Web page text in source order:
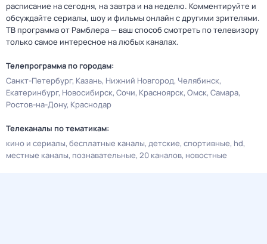
расписание на сегодня, на завтра и на неделю. Комментируйте и
обсуждайте сериалы, шоу и фильмы онлайн с другими зрителями.
ТВ программа от Рамблера — ваш способ смотреть по телевизору
только самое интересное на любых каналах.
Телепрограмма по городам:
Санкт-Петербург Казань Нижний Новгород Челябинск
Екатеринбург Новосибирск Сочи Красноярск Омск Самара
Ростов-на-Дону Краснодар
Телеканалы по тематикам:
кино и сериалы бесплатные каналы детские спортивные hd
местные каналы познавательные 20 каналов новостные